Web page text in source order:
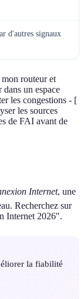
d'autres signaux
routeur et
un espace
les congestions - [
les sources
de FAI avant de
Internet, une
Recherchez sur
Internet 2026".
la fiabilité